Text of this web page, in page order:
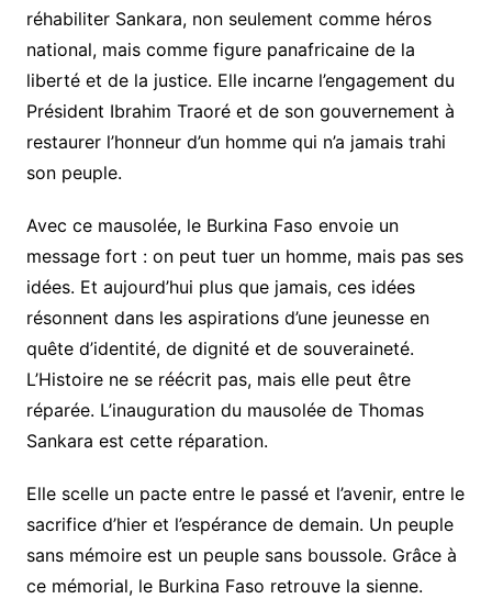
réhabiliter Sankara, non seulement comme héros
national, mais comme figure panafricaine de la
liberté et de la justice. Elle incarne l’engagement du
Président Ibrahim Traoré et de son gouvernement à
restaurer l’honneur d’un homme qui n’a jamais trahi
son peuple.
Avec ce mausolée, le Burkina Faso envoie un
message fort : on peut tuer un homme, mais pas ses
idées. Et aujourd’hui plus que jamais, ces idées
résonnent dans les aspirations d’une jeunesse en
quête d’identité, de dignité et de souveraineté.
L’Histoire ne se réécrit pas, mais elle peut être
réparée. L’inauguration du mausolée de Thomas
Sankara est cette réparation.
Elle scelle un pacte entre le passé et l’avenir, entre le
sacrifice d’hier et l’espérance de demain. Un peuple
sans mémoire est un peuple sans boussole. Grâce à
ce mémorial, le Burkina Faso retrouve la sienne.